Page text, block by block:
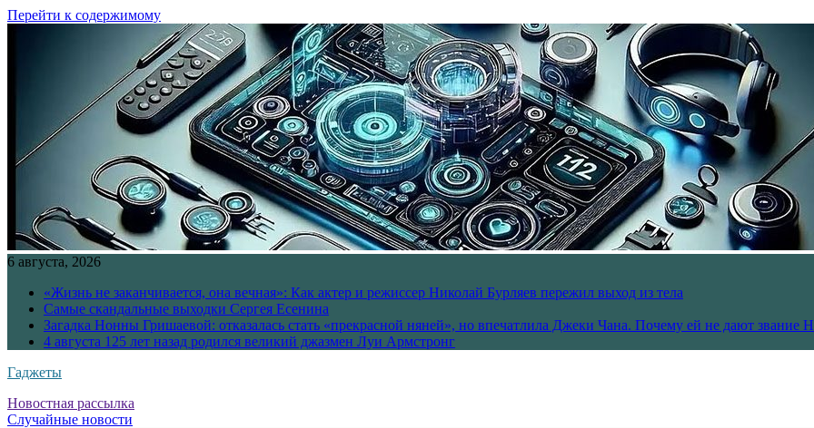
Перейти к содержимому
6 августа, 2026
«Жизнь не заканчивается, она вечная»: Как актер и режиссер Николай Бурляев пережил выход из тела
Самые скандальные выходки Сергея Есенина
Загадка Нонны Гришаевой: отказалась стать «прекрасной няней», но впечатлила Джеки Чана. Почему ей не дают звание
4 августа 125 лет назад родился великий джазмен Луи Армстронг
Гаджеты
Новостная рассылка
Случайные новости